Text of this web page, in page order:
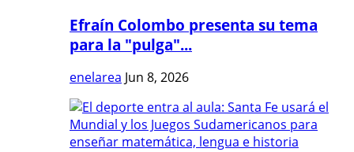
Efraín Colombo presenta su tema
para la "pulga"...
enelarea Jun 8, 2026